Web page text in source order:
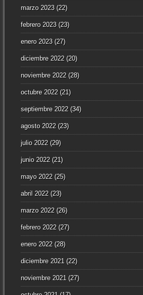
marzo 2023(22)
febrero 2023(23)
enero 2023(27)
diciembre 2022(20)
noviembre 2022(28)
octubre 2022(21)
septiembre 2022(34)
agosto 2022(23)
julio 2022(29)
junio 2022(21)
mayo 2022(25)
abril 2022(23)
marzo 2022(26)
febrero 2022(27)
enero 2022(28)
diciembre 2021(22)
noviembre 2021(27)